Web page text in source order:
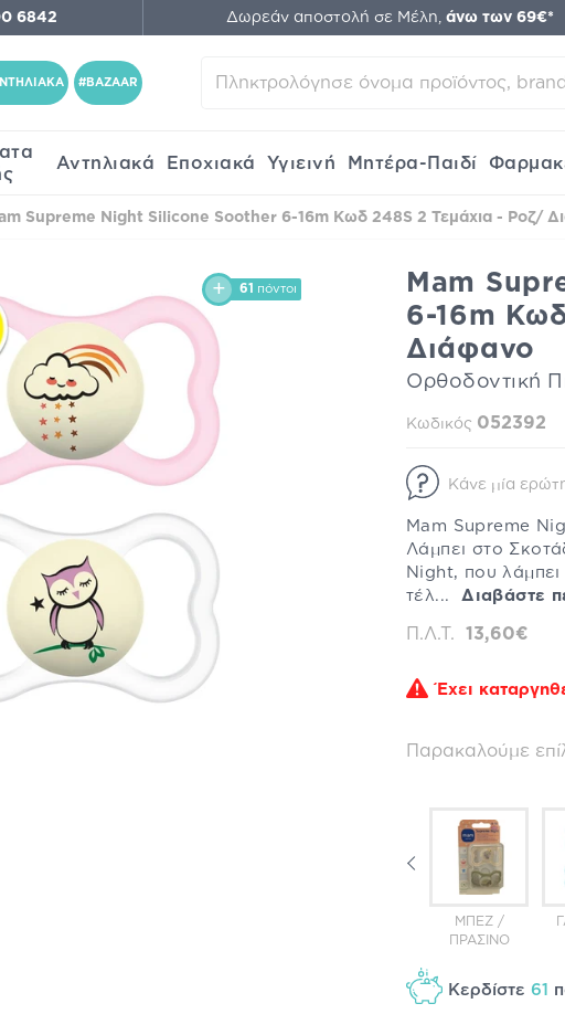
6842 Δωρεάν αποστολή σε Μέλη, άνω των 69€*
#BAZAAR
Αντηλιακά Εποχιακά Υγιεινή Μητέρα-Παιδί
Supreme Night Silicone Soother 6-16m Κωδ 248S 2 Τεμάχια - Ροζ/
61 πόντοι
Mam
6-16m
Διάφανο
Ορθοδοντική
Κωδικός 052392
Κάνε μία
Mam Supreme
Λάμπει στο
Night, που
τέλ...Διαβάστε
Π.Λ.Τ. 13,60€
Έχει
Παρακαλούμε
ΜΠΕΖ /
ΠΡΑΣΙΝΟ
Κερδίστε 61